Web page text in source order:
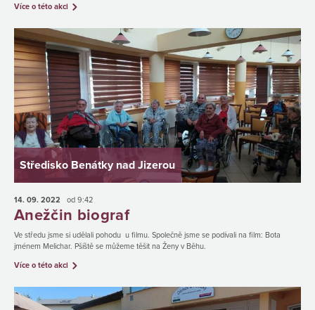
Více o této akci
Středisko Benátky nad Jizerou
14. 09. 2022 od 9:42
Anežčin biograf
Ve středu jsme si udělali pohodu u filmu. Společně jsme se podívali na film: Bota
jménem Melichar. Pšíště se můžeme těšit na Ženy v Běhu.
Více o této akci